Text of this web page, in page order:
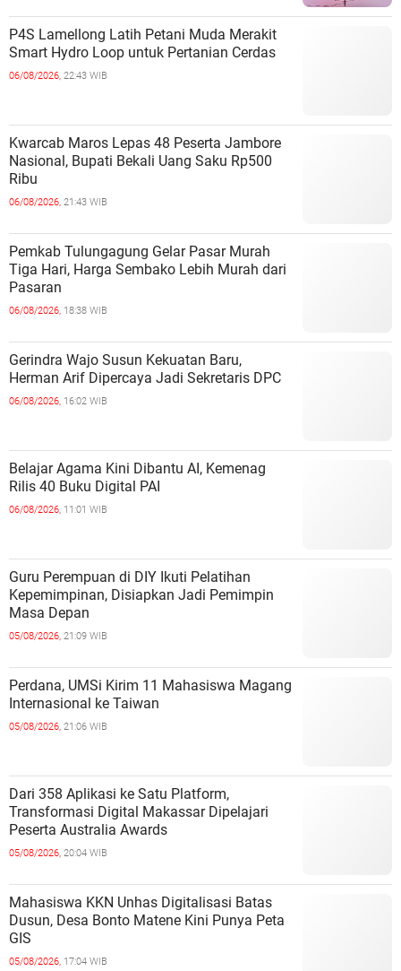
P4S Lamellong Latih Petani Muda Merakit
Smart Hydro Loop untuk Pertanian Cerdas
06/08/2026, 22:43 WIB
Kwarcab Maros Lepas 48 Peserta Jambore
Nasional, Bupati Bekali Uang Saku Rp500
Ribu
06/08/2026, 21:43 WIB
Pemkab Tulungagung Gelar Pasar Murah
Tiga Hari, Harga Sembako Lebih Murah dari
Pasaran
06/08/2026, 18:38 WIB
Gerindra Wajo Susun Kekuatan Baru,
Herman Arif Dipercaya Jadi Sekretaris DPC
06/08/2026, 16:02 WIB
Belajar Agama Kini Dibantu AI, Kemenag
Rilis 40 Buku Digital PAI
06/08/2026, 11:01 WIB
Guru Perempuan di DIY Ikuti Pelatihan
Kepemimpinan, Disiapkan Jadi Pemimpin
Masa Depan
05/08/2026, 21:09 WIB
Perdana, UMSi Kirim 11 Mahasiswa Magang
Internasional ke Taiwan
05/08/2026, 21:06 WIB
Dari 358 Aplikasi ke Satu Platform,
Transformasi Digital Makassar Dipelajari
Peserta Australia Awards
05/08/2026, 20:04 WIB
Mahasiswa KKN Unhas Digitalisasi Batas
Dusun, Desa Bonto Matene Kini Punya Peta
GIS
05/08/2026, 17:04 WIB